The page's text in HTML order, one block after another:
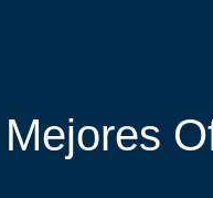
Mejores